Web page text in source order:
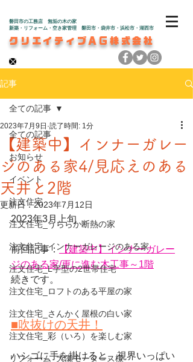
クリエイティブAG株式会社
磐田市の工務店 無垢の木の家
新築・リフォーム・空き家管理 磐田市・袋井市・浜松市・湖西市
記事
全ての記事
お知らせ
イベント
注文住宅
注文住宅_うららか断熱の家
注文住宅_インナーガレージのある家
注文住宅_L字型の2世帯住宅
注文住宅_ロフトのある平屋の家
注文住宅_さんかく屋根の白い家
注文住宅_彩（いろ）を楽しむ家
リフォーム_大瀬モータース様
全ての記事
【建築中】インナーガレー
ジのある家4/見応えのある
天井と2階
2023年7月9日 読了時間: 1分
更新日：2023年7月12日
2023年3月上旬
前回記事：【建築中】インナーガレー
ジのある家/更に進む木工事～1階
続きです。
■吹抜けの天井！
ハシゴに手を掛けると、視界いっぱい